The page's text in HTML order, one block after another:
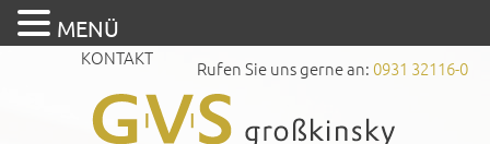
Rufen Sie uns gerne an: 0931 32116-0
KONTAKT
MENÜ